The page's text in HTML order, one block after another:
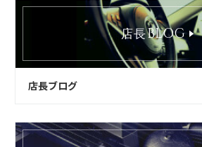
店長BLOG
店長ブログ